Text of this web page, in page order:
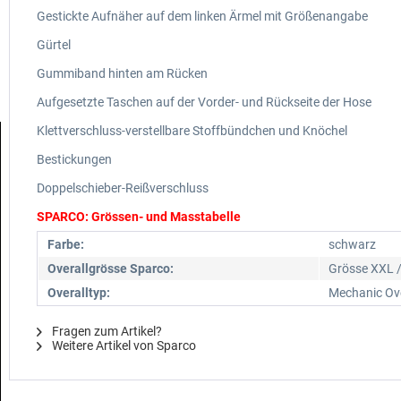
Gestickte Aufnäher auf dem linken Ärmel mit Größenangabe
Gürtel
Gummiband hinten am Rücken
Aufgesetzte Taschen auf der Vorder- und Rückseite der Hose
Klettverschluss-verstellbare Stoffbündchen und Knöchel
Bestickungen
Doppelschieber-Reißverschluss
SPARCO: Grössen- und Masstabelle
Farbe:
schwarz
Overallgrösse Sparco:
Grösse XXL
Overalltyp:
Mechanic
Fragen zum Artikel?
Weitere Artikel von Sparco